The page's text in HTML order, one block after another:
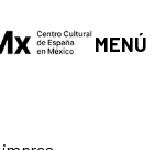
MENÚ